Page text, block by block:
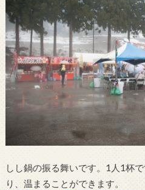
しし鍋の振る舞いです。1人1杯
り、温まることができます。